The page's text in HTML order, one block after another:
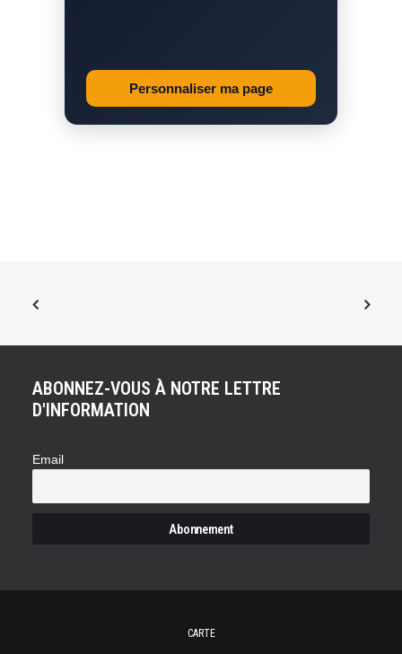
Personnaliser ma page
ABONNEZ-VOUS À NOTRE LETTRE
D'INFORMATION
Email
CARTE